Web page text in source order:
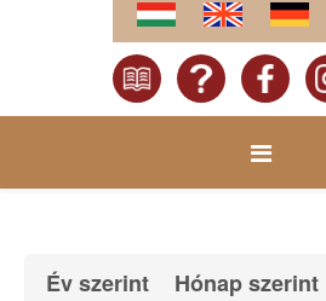
Év szerint Hónap szerint